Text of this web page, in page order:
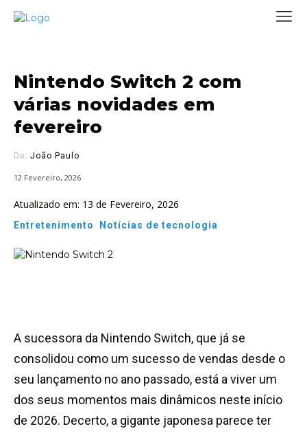
Nintendo Switch 2 com
várias novidades em
fevereiro
De: João Paulo
12 Fevereiro, 2026
Atualizado em: 13 de Fevereiro, 2026
Entretenimento Notícias de tecnologia
A sucessora da Nintendo Switch, que já se
consolidou como um sucesso de vendas desde o
seu lançamento no ano passado, está a viver um
dos seus momentos mais dinâmicos neste início
de 2026. Decerto, a gigante japonesa parece ter